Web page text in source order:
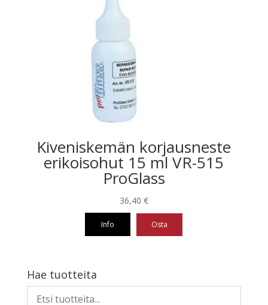
Kiveniskemän korjausneste
erikoisohut 15 ml VR-515
ProGlass
36,40 €
Info Osta
Hae tuotteita